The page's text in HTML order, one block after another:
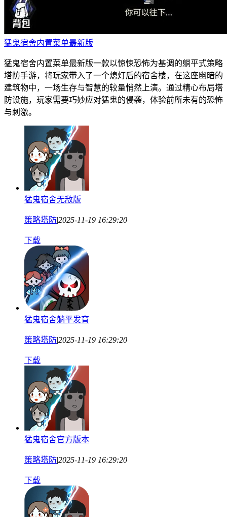
猛鬼宿舍内置菜单最新版
猛鬼宿舍内置菜单最新版一款以惊悚恐怖为基调的躺平式策略
塔防手游，将玩家带入了一个熄灯后的宿舍楼，在这座幽暗的
建筑物中，一场生存与智慧的较量悄然上演。通过精心布局塔
防设施，玩家需要巧妙应对猛鬼的侵袭，体验前所未有的恐怖
与刺激。
猛鬼宿舍无敌版
策略塔防|2025-11-19 16:29:20
下载
猛鬼宿舍躺平发育
策略塔防|2025-11-19 16:29:20
下载
猛鬼宿舍官方版本
策略塔防|2025-11-19 16:29:20
下载